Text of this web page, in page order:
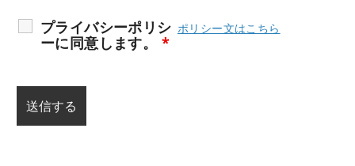
プライバシーポリシ
ーに同意します。 *
ポリシー文はこちら